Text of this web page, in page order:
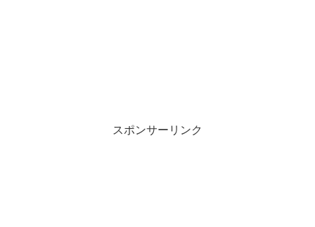
スポンサーリンク